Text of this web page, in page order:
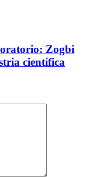
Zogbi
científica